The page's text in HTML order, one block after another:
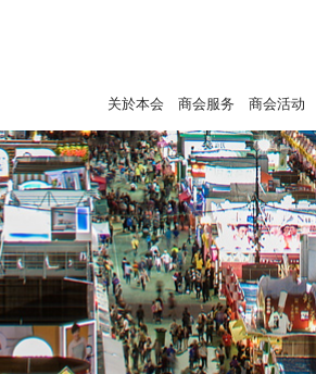
关於本会 商会服务 商会活动